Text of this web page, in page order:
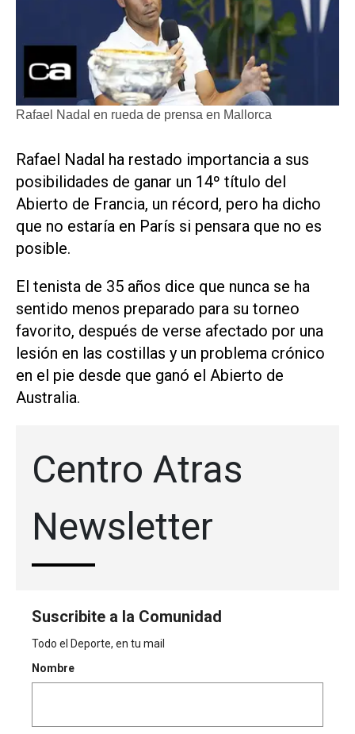
Rafael Nadal en rueda de prensa en Mallorca
Rafael Nadal ha restado importancia a sus
posibilidades de ganar un 14º título del
Abierto de Francia, un récord, pero ha dicho
que no estaría en París si pensara que no es
posible.
El tenista de 35 años dice que nunca se ha
sentido menos preparado para su torneo
favorito, después de verse afectado por una
lesión en las costillas y un problema crónico
en el pie desde que ganó el Abierto de
Australia.